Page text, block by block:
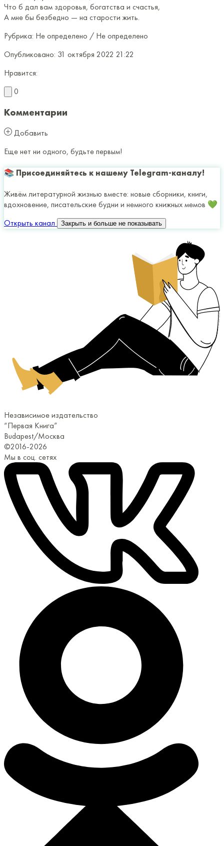
Что б дал вам здоровья, богатства и счастья,
А мне бы безбедно — на старости жить.
Рубрика: Не определено / Не определено
Опубликовано: 31 октября 2022 21:22
Нравится:
0
Комментарии
Добавить
Еще нет ни одного, будьте первым!
📚 Присоединяйтесь к нашему Telegram-каналу!
Живём литературной жизнью вместе: новые сборники, книги,
вдохновение, писательские будни и немного книжных мемов 💚
Открыть канал
Закрыть и больше не показывать
Независимое издательство
“Первая Книга”
Budapest/Москва
©2016-2026
Мы в соц. сетях